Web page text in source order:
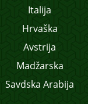
Italija
Hrvaška
Avstrija
Madžarska
Savdska Arabija